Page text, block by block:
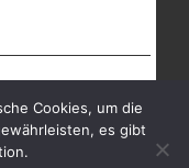
Cookies, um die
es gibt